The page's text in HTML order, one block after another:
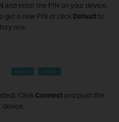
and enter the PIN on your device.
get a new PIN or click Defaultto
one.
Click Connectand push the
device.